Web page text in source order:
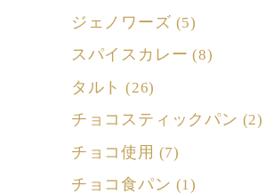
ジェノワーズ (5)
スパイスカレー (8)
タルト (26)
チョコスティックパン (2)
チョコ使用 (7)
チョコ食パン (1)